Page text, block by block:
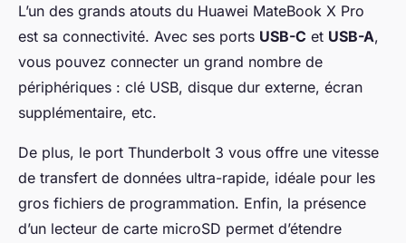
L’un des grands atouts du Huawei MateBook X Pro
est sa connectivité. Avec ses ports USB-C et USB-A,
vous pouvez connecter un grand nombre de
périphériques : clé USB, disque dur externe, écran
supplémentaire, etc.
De plus, le port Thunderbolt 3 vous offre une vitesse
de transfert de données ultra-rapide, idéale pour les
gros fichiers de programmation. Enfin, la présence
d’un lecteur de carte microSD permet d’étendre